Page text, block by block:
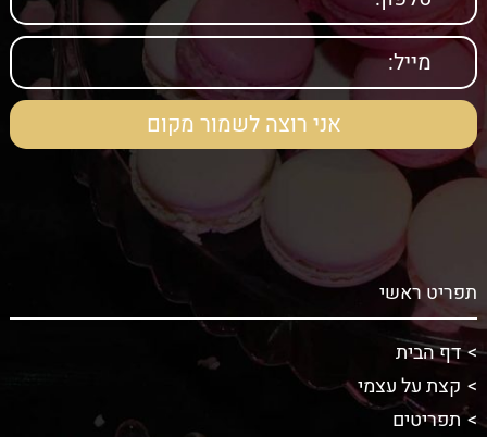
תפריט ראשי
דף הבית
קצת על עצמי
תפריטים